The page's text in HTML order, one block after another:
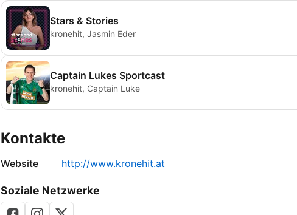
Stars & Stories
kronehit, Jasmin Eder
Captain Lukes Sportcast
kronehit, Captain Luke
Kontakte
Website http://www.kronehit.at
Soziale Netzwerke